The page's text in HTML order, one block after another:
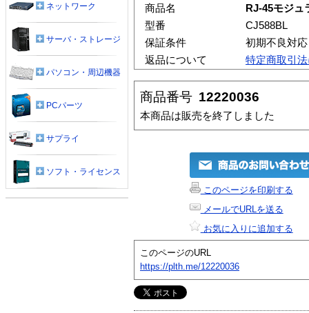
商品名
RJ-45モジュ
型番
CJ588BL
保証条件
初期不良対
返品について
特定商取引
商品番号 12220036
本商品は販売を終了しました
このページを印刷する
メールでURLを送る
お気に入りに追加する
このページのURL
https://plth.me/12220036
ネットワーク
サーバ・ストレージ
パソコン・周辺機器
PCパーツ
サプライ
ソフト・ライセンス